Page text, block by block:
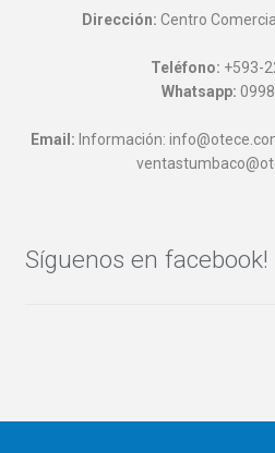
Dirección: Centro
Teléfono: +593-
Whatsapp:
Email: Información:
Síguenos en facebook!